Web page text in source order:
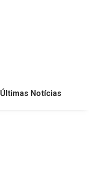
Últimas Notícias